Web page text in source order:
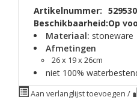
Artikelnummer:
Beschikbaarheid:Op
Materiaal: stoneware
Afmetingen
26 x 19 x 26cm
niet 100%
Aan verlanglijst toevoegen /